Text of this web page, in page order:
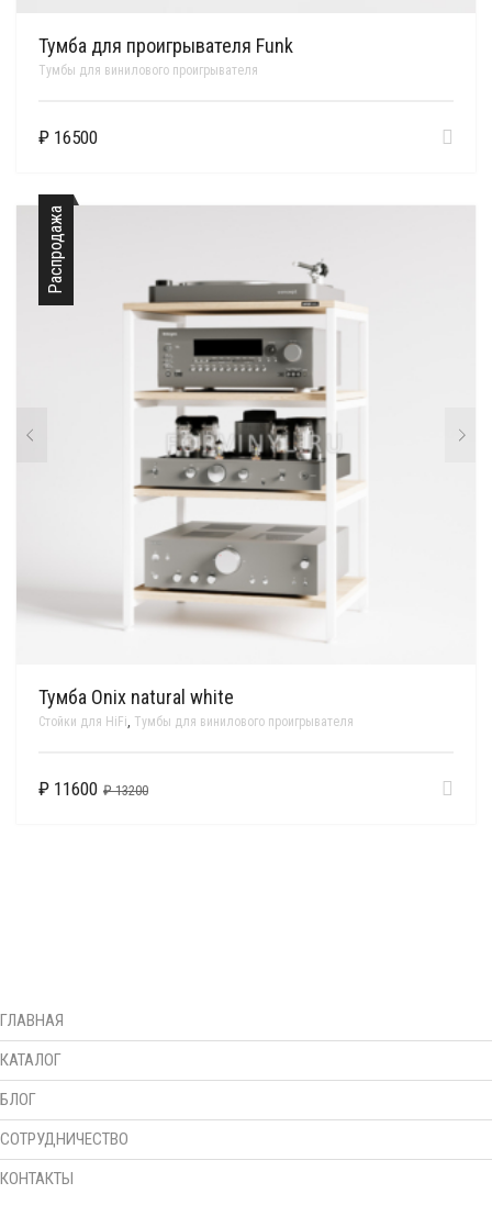
Тумба для проигрывателя Funk
Тумбы для винилового проигрывателя
₽ 16500
Распродажа
Тумба Onix natural white
Стойки для HiFi Тумбы для винилового проигрывателя
₽13200Первоначальная
₽ 11600
Текущая
ГЛАВНАЯ
КАТАЛОГ
БЛОГ
СОТРУДНИЧЕСТВО
КОНТАКТЫ